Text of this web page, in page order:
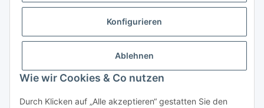
Konfigurieren
Ablehnen
Wie wir Cookies & Co nutzen
Durch Klicken auf „Alle akzeptieren“ gestatten Sie den